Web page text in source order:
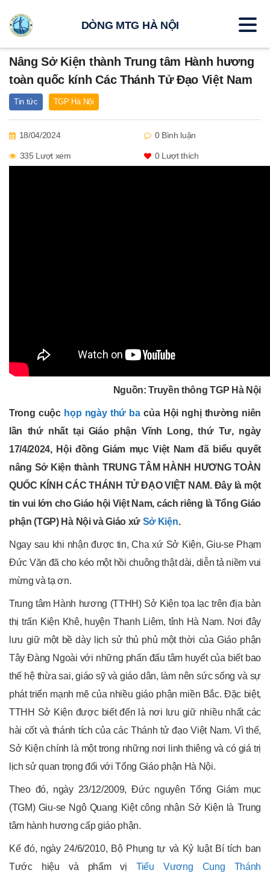
Nâng Sở Kiện thành Trung tâm Hành hương
toàn quốc kính Các Thánh Tử Đạo Việt Nam
Tin tức TGP Hà Nội
18/04/2024 0 Bình luận
335 Lượt xem 0Lượt thích
Nguồn: Truyền thông TGP Hà Nội
Trong cuộc họp ngày thứ bacủa Hội nghị thường niên
lần thứ nhất tại Giáo phận Vĩnh Long, thứ Tư, ngày
17/4/2024, Hội đồng Giám mục Việt Nam đã biểu quyết
nâng Sở Kiện thành TRUNG TÂM HÀNH HƯƠNG TOÀN
QUỐC KÍNH CÁC THÁNH TỬ ĐẠO VIỆT NAM. Đây là một
tin vui lớn cho Giáo hội Việt Nam, cách riêng là Tổng Giáo
phận (TGP) Hà Nội và Giáo xứ Sở Kiện.
Ngay sau khi nhận được tin, Cha xứ Sở Kiện, Giu-se Phạm
Đức Văn đã cho kéo một hồi chuông thật dài, diễn tả niềm vui
mừng và tạ ơn.
Trung tâm Hành hương (TTHH) Sở Kiện tọa lạc trên địa bàn
thị trấn Kiện Khê, huyện Thanh Liêm, tỉnh Hà Nam. Nơi đây
lưu giữ một bề dày lịch sử thủ phủ một thời của Giáo phận
Tây Đàng Ngoài với những phấn đấu tâm huyết của biết bao
thế hệ thừa sai, giáo sỹ và giáo dân, làm nên sức sống và sự
phát triển mạnh mẽ của nhiều giáo phận miền Bắc. Đặc biệt,
TTHH Sở Kiện được biết đến là nơi lưu giữ nhiều nhất các
hài cốt và thánh tích của các Thánh tử đạo Việt Nam. Vì thế,
Sở Kiện chính là một trong những nơi linh thiêng và có giá trị
lịch sử quan trọng đối với Tổng Giáo phận Hà Nội.
Theo đó, ngày 23/12/2009, Đức nguyên Tổng Giám mục
(TGM) Giu-se Ngô Quang Kiệt công nhận Sở Kiện là Trung
tâm hành hương cấp giáo phận.
Kế đó, ngày 24/6/2010, Bộ Phụng tự và Kỷ luật Bí tích ban
Tước hiệu và phẩm vịTiểu Vương Cung Thánh
DÒNG MTG HÀ NỘI